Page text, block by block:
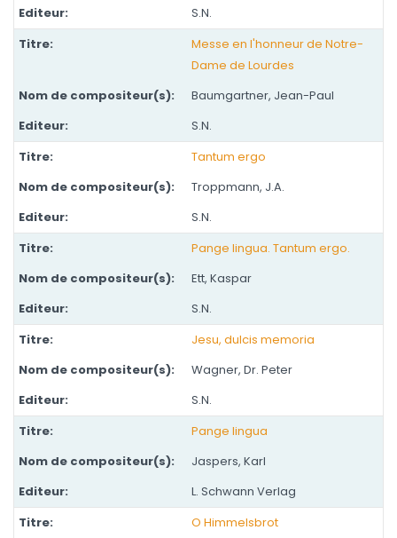
S.N.
Messe en l'honneur de Notre-
Dame de Lourdes
Baumgartner, Jean-Paul
S.N.
Tantum ergo
Troppmann, J.A.
S.N.
Pange lingua. Tantum ergo.
Ett, Kaspar
S.N.
Jesu, dulcis memoria
Wagner, Dr. Peter
S.N.
Pange lingua
Jaspers, Karl
L. Schwann Verlag
O Himmelsbrot